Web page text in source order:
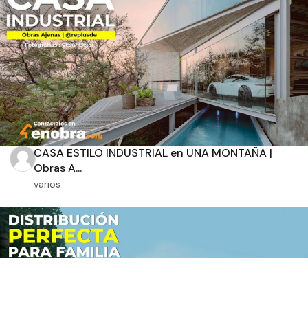
CASA ESTILO INDUSTRIAL en UNA MONTAÑA |
Obras A...
varios